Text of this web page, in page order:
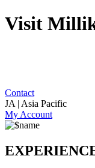
Visit
Contact
JA | Asia Pacific
My Account